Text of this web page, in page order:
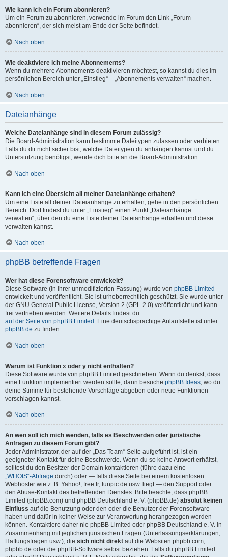
Wie kann ich ein Forum abonnieren?
Um ein Forum zu abonnieren, verwende im Forum den Link „Forum
abonnieren“, der sich meist am Ende der Seite befindet.
Nach oben
Wie deaktiviere ich meine Abonnements?
Wenn du mehrere Abonnements deaktivieren möchtest, so kannst du dies im
persönlichen Bereich unter „Einstieg“ – „Abonnements verwalten“ machen.
Nach oben
Dateianhänge
Welche Dateianhänge sind in diesem Forum zulässig?
Die Board-Administration kann bestimmte Dateitypen zulassen oder verbieten.
Falls du dir nicht sicher bist, welche Dateitypen du anhängen kannst und du
Unterstützung benötigst, wende dich bitte an die Board-Administration.
Nach oben
Kann ich eine Übersicht all meiner Dateianhänge erhalten?
Um eine Liste all deiner Dateianhänge zu erhalten, gehe in den persönlichen
Bereich. Dort findest du unter „Einstieg“ einen Punkt „Dateianhänge
verwalten“, über den du eine Liste deiner Dateianhänge erhalten und diese
verwalten kannst.
Nach oben
phpBB betreffende Fragen
Wer hat diese Forensoftware entwickelt?
Diese Software (in ihrer unmodifizierten Fassung) wurde von phpBB Limited
entwickelt und veröffentlicht. Sie ist urheberrechtlich geschützt. Sie wurde unter
der GNU General Public License, Version 2 (GPL-2.0) veröffentlicht und kann
frei vertrieben werden. Weitere Details findest du
auf der Seite von phpBB Limited . Eine deutschsprachige Anlaufstelle ist unter
phpBB.de zu finden.
Nach oben
Warum ist Funktion x oder y nicht enthalten?
Diese Software wurde von phpBB Limited geschrieben. Wenn du denkst, dass
eine Funktion implementiert werden sollte, dann besuche phpBB Ideas, wo du
deine Stimme für bestehende Vorschläge abgeben oder neue Funktionen
vorschlagen kannst.
Nach oben
An wen soll ich mich wenden, falls es Beschwerden oder juristische
Anfragen zu diesem Forum gibt?
Jeder Administrator, der auf der „Das Team“-Seite aufgeführt ist, ist ein
geeigneter Kontakt für deine Beschwerde. Wenn du so keine Antwort erhältst,
solltest du den Besitzer der Domain kontaktieren (führe dazu eine
„WHOIS“-Abfrage durch) oder — falls diese Seite bei einem kostenlosen
Webhoster wie z. B. Yahoo!, free.fr, funpic.de usw. liegt — den Support oder
den Abuse-Kontakt des betreffenden Dienstes. Bitte beachte, dass phpBB
Limited (phpBB.com) und phpBB Deutschland e. V. (phpBB.de) absolut keinen
Einfluss auf die Benutzung oder den oder die Benutzer der Forensoftware
haben und dafür in keiner Weise zur Verantwortung herangezogen werden
können. Kontaktiere daher nie phpBB Limited oder phpBB Deutschland e. V. in
Zusammenhang mit jeglichen juristischen Fragen (Unterlassungserklärungen,
Haftungsfragen usw.), die sich nicht direkt auf die Websiten phpbb.com,
phpbb.de oder die phpBB-Software selbst beziehen. Falls du phpBB Limited